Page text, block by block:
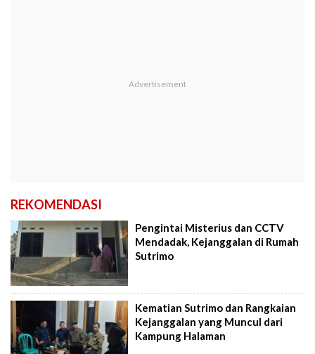
REKOMENDASI
Pengintai Misterius dan CCTV
Mendadak, Kejanggalan di Rumah
Sutrimo
Kematian Sutrimo dan Rangkaian
Kejanggalan yang Muncul dari
Kampung Halaman